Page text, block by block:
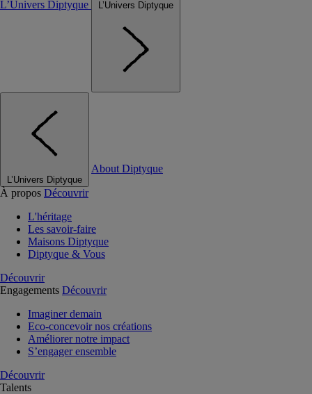
L’Univers Diptyque
L’Univers Diptyque
L’Univers Diptyque
About Diptyque
À propos Découvrir
L'héritage
Les savoir-faire
Maisons Diptyque
Diptyque & Vous
Découvrir
Engagements Découvrir
Imaginer demain
Eco-concevoir nos créations
Améliorer notre impact
S’engager ensemble
Découvrir
Talents